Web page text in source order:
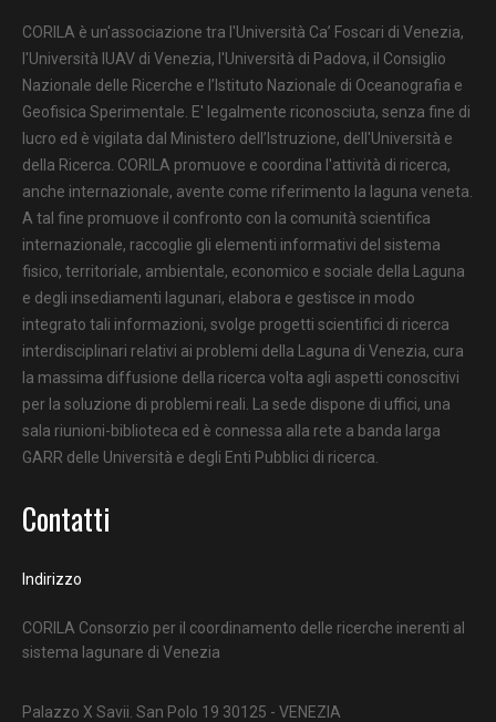
CORILA è un'associazione tra l'Università Ca’ Foscari di Venezia,
l'Università IUAV di Venezia, l'Università di Padova, il Consiglio
Nazionale delle Ricerche e l’Istituto Nazionale di Oceanografia e
Geofisica Sperimentale. E' legalmente riconosciuta, senza fine di
lucro ed è vigilata dal Ministero dell’Istruzione, dell'Università e
della Ricerca. CORILA promuove e coordina l'attività di ricerca,
anche internazionale, avente come riferimento la laguna veneta.
A tal fine promuove il confronto con la comunità scientifica
internazionale, raccoglie gli elementi informativi del sistema
fisico, territoriale, ambientale, economico e sociale della Laguna
e degli insediamenti lagunari, elabora e gestisce in modo
integrato tali informazioni, svolge progetti scientifici di ricerca
interdisciplinari relativi ai problemi della Laguna di Venezia, cura
la massima diffusione della ricerca volta agli aspetti conoscitivi
per la soluzione di problemi reali. La sede dispone di uffici, una
sala riunioni-biblioteca ed è connessa alla rete a banda larga
GARR delle Università e degli Enti Pubblici di ricerca.
Contatti
Indirizzo
CORILA Consorzio per il coordinamento delle ricerche inerenti al
sistema lagunare di Venezia
Palazzo X Savii. San Polo 19 30125 - VENEZIA